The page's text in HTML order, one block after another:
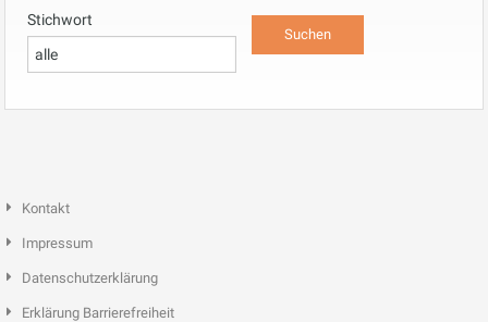
Stichwort
Kontakt
Impressum
Datenschutzerklärung
Erklärung Barrierefreiheit